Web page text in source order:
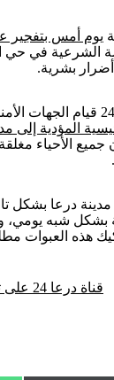
يوم أمس بتفجير
الشرعية في حي
بشرية.
المؤدية إلى
جميع الأحياء
مدينة درعا بشكل
بشكل شبه يومي،
هذه العبوات
قناة درعا 24 على تيليجرام